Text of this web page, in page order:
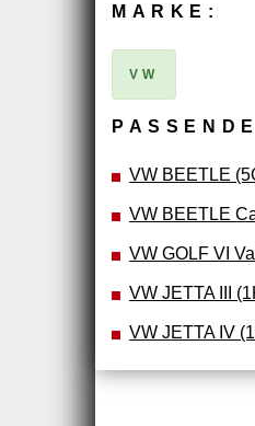
MARKE:
VW
VW BEETLE
VW BEETLE
VW GOLF VI
VW JETTA III
VW JETTA IV